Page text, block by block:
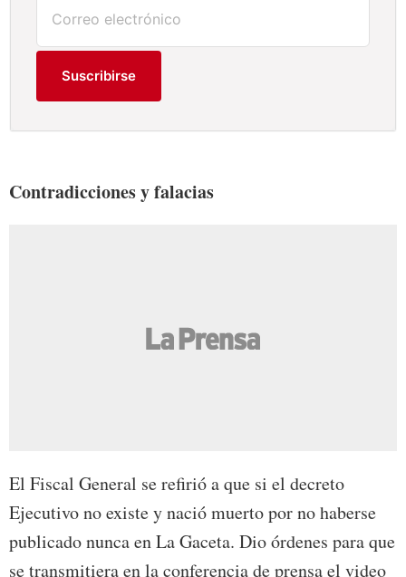
Suscribirse
Contradicciones y falacias
El Fiscal General se refirió a que si el decreto
Ejecutivo no existe y nació muerto por no haberse
publicado nunca en La Gaceta. Dio órdenes para que
se transmitiera en la conferencia de prensa el video